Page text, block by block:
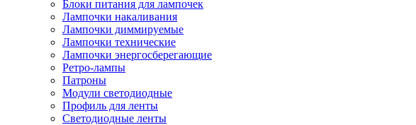
Блоки питания для лампочек
Лампочки накаливания
Лампочки диммируемые
Лампочки технические
Лампочки энергосберегающие
Ретро-лампы
Патроны
Модули светодиодные
Профиль для ленты
Светодиодные ленты